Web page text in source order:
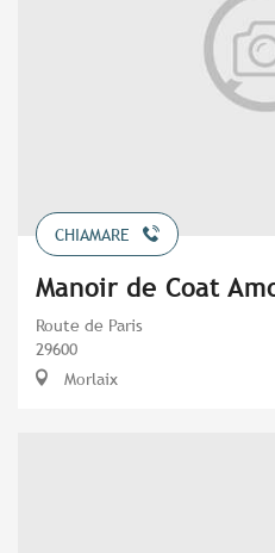
CHIAMARE
Manoir de Coat
Route de Paris
29600
Morlaix